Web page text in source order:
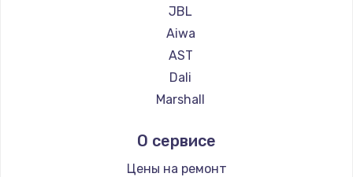
JBL
Aiwa
AST
Dali
Marshall
О сервисе
Цены на ремонт